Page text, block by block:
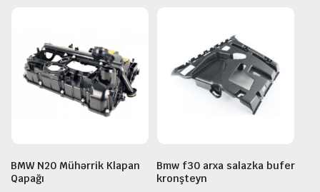
BMW N20 Mühərrik Klapan
Qapağı
Bmw f30 arxa salazka bufer
kronşteyn